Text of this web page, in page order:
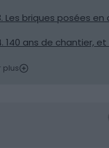
Les briques posées
140 ans de chantier,
plus